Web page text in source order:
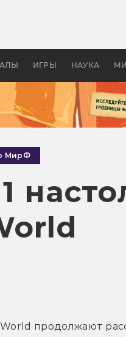
ИГРЫ НАУКА
апокалипсис,
МирФ
продолжают